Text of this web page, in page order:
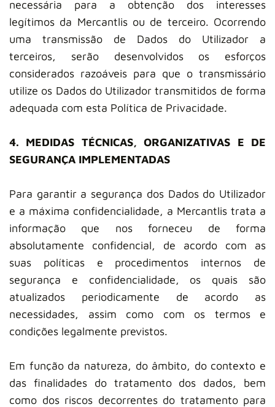
necessária para a obtenção dos interesses
legítimos da Mercantlis ou de terceiro. Ocorrendo
uma transmissão de Dados do Utilizador a
terceiros, serão desenvolvidos os esforços
considerados razoáveis para que o transmissário
utilize os Dados do Utilizador transmitidos de forma
adequada com esta Política de Privacidade.
4. MEDIDAS TÉCNICAS, ORGANIZATIVAS E DE
SEGURANÇA IMPLEMENTADAS
Para garantir a segurança dos Dados do Utilizador
e a máxima confidencialidade, a Mercantlis trata a
informação que nos forneceu de forma
absolutamente confidencial, de acordo com as
suas políticas e procedimentos internos de
segurança e confidencialidade, os quais são
atualizados periodicamente de acordo as
necessidades, assim como com os termos e
condições legalmente previstos.
Em função da natureza, do âmbito, do contexto e
das finalidades do tratamento dos dados, bem
como dos riscos decorrentes do tratamento para